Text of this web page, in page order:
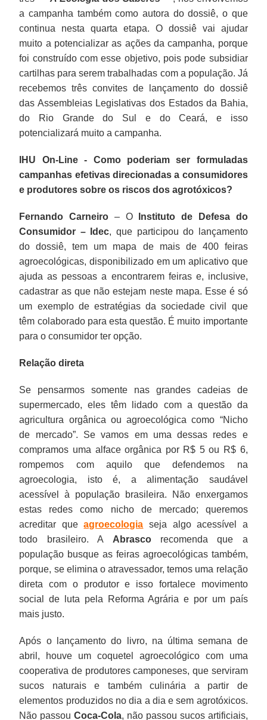
a campanha também como autora do dossiê, o que
continua nesta quarta etapa. O dossiê vai ajudar
muito a potencializar as ações da campanha, porque
foi construído com esse objetivo, pois pode subsidiar
cartilhas para serem trabalhadas com a população. Já
recebemos três convites de lançamento do dossiê
das Assembleias Legislativas dos Estados da Bahia,
do Rio Grande do Sul e do Ceará, e isso
potencializará muito a campanha.
IHU On-Line - Como poderiam ser formuladas
campanhas efetivas direcionadas a consumidores
e produtores sobre os riscos dos agrotóxicos?
Fernando Carneiro – O
Instituto de Defesa do
Consumidor – Idec, que participou do lançamento
do dossiê, tem um mapa de mais de 400 feiras
agroecológicas, disponibilizado em um aplicativo que
ajuda as pessoas a encontrarem feiras e, inclusive,
cadastrar as que não estejam neste mapa. Esse é só
um exemplo de estratégias da sociedade civil que
têm colaborado para esta questão. É muito importante
para o consumidor ter opção.
Relação direta
Se pensarmos somente nas grandes cadeias de
supermercado, eles têm lidado com a questão da
agricultura orgânica ou agroecológica como “Nicho
de mercado”. Se vamos em uma dessas redes e
compramos uma alface orgânica por R$ 5 ou R$ 6,
rompemos com aquilo que defendemos na
agroecologia, isto é, a alimentação saudável
acessível à população brasileira. Não enxergamos
estas redes como nicho de mercado; queremos
acreditar queagroecologia seja algo acessível a
todo brasileiro. A Abrascorecomenda que a
população busque as feiras agroecológicas também,
porque, se elimina o atravessador, temos uma relação
direta com o produtor e isso fortalece movimento
social de luta pela Reforma Agrária e por um país
mais justo.
Após o lançamento do livro, na última semana de
abril, houve um coquetel agroecológico com uma
cooperativa de produtores camponeses, que serviram
sucos naturais e também culinária a partir de
elementos produzidos no dia a dia e sem agrotóxicos.
Não passouCoca-Cola, não passou sucos artificiais,